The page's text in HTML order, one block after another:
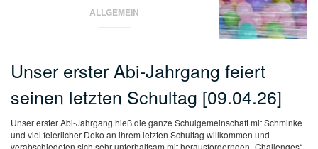
ALLGEMEIN
Unser erster Abi-Jahrgang feiert
seinen letzten Schultag [09.04.26]
Unser erster Abi-Jahrgang hieß die ganze Schulgemeinschaft mit Schminke
und viel feierlicher Deko an ihrem letzten Schultag willkommen und
verabschiedeten sich sehr unterhaltsam mit herausfordernden „Challenges“